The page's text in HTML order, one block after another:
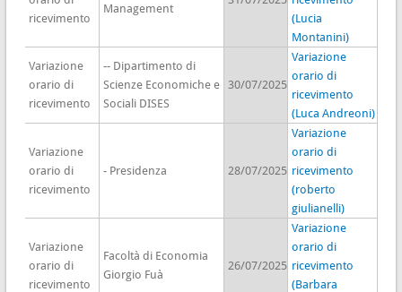
ricevimento
Management
(Lucia
Montanini)
Variazione
orario di
ricevimento
-- Dipartimento di
Scienze Economiche e
Sociali DISES
30/07/2025
Variazione
orario di
ricevimento
(Luca Andreoni)
Variazione
orario di
ricevimento
- Presidenza 28/07/2025
Variazione
orario di
ricevimento
(roberto
giulianelli)
Variazione
orario di
ricevimento
Facoltà di Economia
Giorgio Fuà
26/07/2025
Variazione
orario di
ricevimento
(Barbara